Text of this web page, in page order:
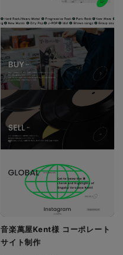
音楽萬屋Kent様 コーポレート
サイト制作